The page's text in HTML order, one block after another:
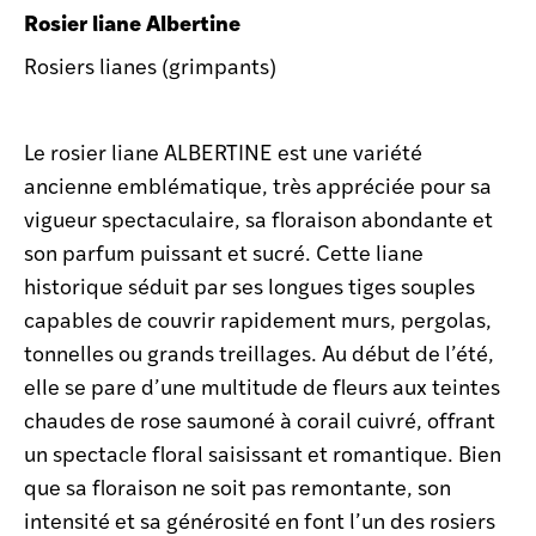
Rosier liane Albertine
Rosiers lianes (grimpants)
Le rosier liane ALBERTINE est une variété
ancienne emblématique, très appréciée pour sa
vigueur spectaculaire, sa floraison abondante et
son parfum puissant et sucré. Cette liane
historique séduit par ses longues tiges souples
capables de couvrir rapidement murs, pergolas,
tonnelles ou grands treillages. Au début de l’été,
elle se pare d’une multitude de fleurs aux teintes
chaudes de rose saumoné à corail cuivré, offrant
un spectacle floral saisissant et romantique. Bien
que sa floraison ne soit pas remontante, son
intensité et sa générosité en font l’un des rosiers